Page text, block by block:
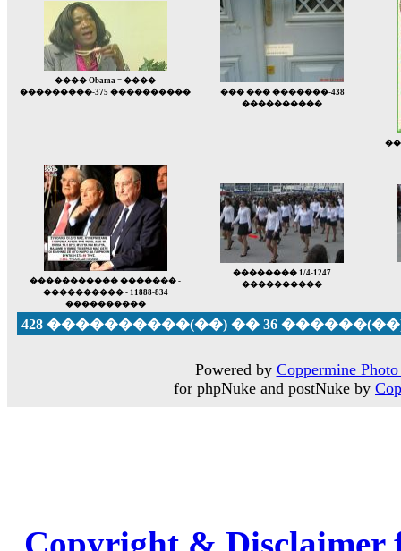
���� Obama = ����
���������-375 ����������
��� ��� �������-438
����������
����������� ������� -
���������� - 11888-834
����������
�������� 1/4-1247
����������
428 ����������(��) �� 36
Powered by Coppermine
for phpNuke and postNuke by